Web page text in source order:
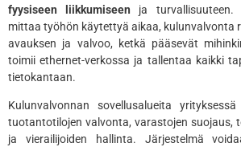
fyysiseen liikkumiseen ja turvallisuuteen.
mittaa työhön käytettyä aikaa, kulunvalvonta
avauksen ja valvoo, ketkä pääsevät
toimii ethernet-verkossa ja tallentaa kaikki
tietokantaan.
Kulunvalvonnan sovellusalueita
tuotantotilojen valvonta, varastojen suojaus,
ja vierailijoiden hallinta. Järjestelmä